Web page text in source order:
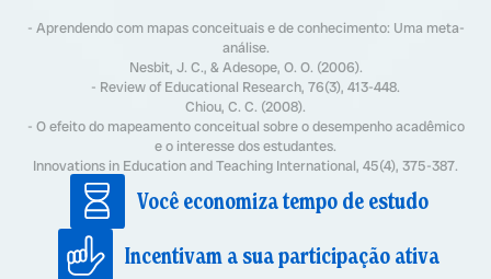
- Aprendendo com mapas conceituais e de conhecimento: Uma meta-
análise.
Nesbit, J. C., & Adesope, O. O. (2006).
- Review of Educational Research, 76(3), 413-448.
Chiou, C. C. (2008).
- O efeito do mapeamento conceitual sobre o desempenho acadêmico
e o interesse dos estudantes.
Innovations in Education and Teaching International, 45(4), 375-387.
Você economiza tempo de estudo
Incentivam a sua participação ativa